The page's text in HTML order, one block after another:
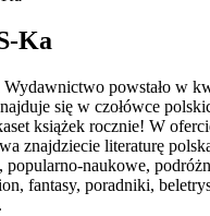
Ka
powstało w
się w czołówce
książek rocznie! W
znajdziecie literaturę
popularno-naukowe,
fantasy, poradniki,